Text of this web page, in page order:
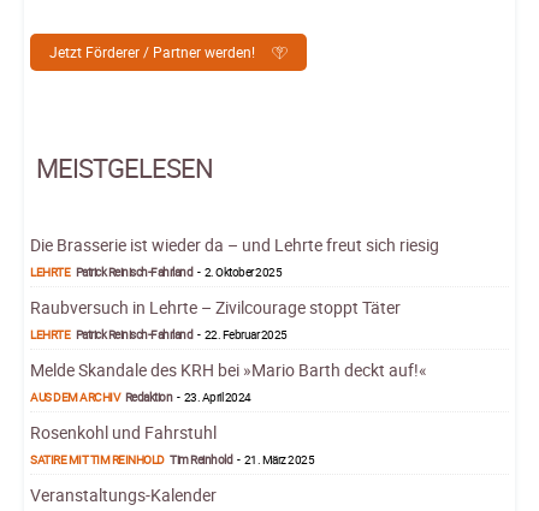
Jetzt Förderer / Partner werden!
MEISTGELESEN
Die Brasserie ist wieder da – und Lehrte freut sich riesig
LEHRTE Patrick Reinisch-Fahrland - 2. Oktober 2025
Raubversuch in Lehrte – Zivilcourage stoppt Täter
LEHRTE Patrick Reinisch-Fahrland - 22. Februar 2025
Melde Skandale des KRH bei »Mario Barth deckt auf!«
AUS DEM ARCHIV Redaktion - 23. April 2024
Rosenkohl und Fahrstuhl
SATIRE MIT TIM REINHOLD Tim Reinhold - 21. März 2025
Veranstaltungs-Kalender